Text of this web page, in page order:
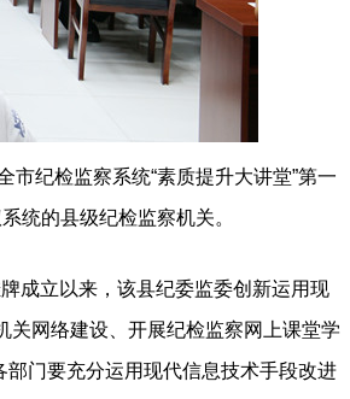
纪检监察系统“素质提升大讲堂”第一
统的县级纪检监察机关。
成立以来，该县纪委监委创新运用现
关网络建设、开展纪检监察网上课堂学
门要充分运用现代信息技术手段改进